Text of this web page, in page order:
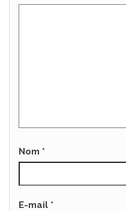
Nom *
E-mail *